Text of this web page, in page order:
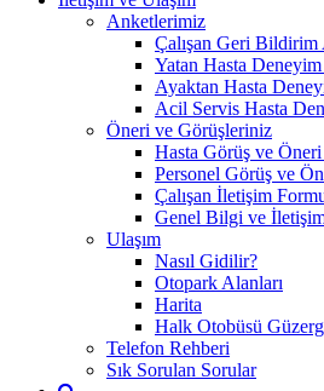
Anketlerimiz
Çalışan Geri Bildirim
Yatan Hasta
Ayaktan Hasta
Acil Servis Hasta
Öneri ve Görüşleriniz
Hasta Görüş ve
Personel Görüş ve
Çalışan İletişim
Genel Bilgi ve
Ulaşım
Nasıl Gidilir?
Otopark Alanları
Harita
Halk Otobüsü
Telefon Rehberi
Sık Sorulan Sorular